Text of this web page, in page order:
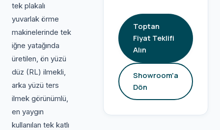
tek plakalı
yuvarlak örme
makinelerinde tek
iğne yatağında
üretilen, ön yüzü
düz (RL) ilmekli,
arka yüzü ters
ilmek görünümlü,
en yaygın
kullanılan tek katlı
Toptan
Fiyat Teklifi
Alın
Showroom'a
Dön